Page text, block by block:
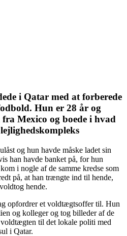
i Qatar med at forberede
Hun er 28 år og
Mexico og boede i hvad
og hun havde måske ladet sin
han havde banket på, for hun
i nogle af de samme kredse som
på, at han trængte ind til hende,
hende.
opfordrer et voldtægtsoffer til. Hun
og kolleger og tog billeder af de
til det lokale politi med
i Qatar.